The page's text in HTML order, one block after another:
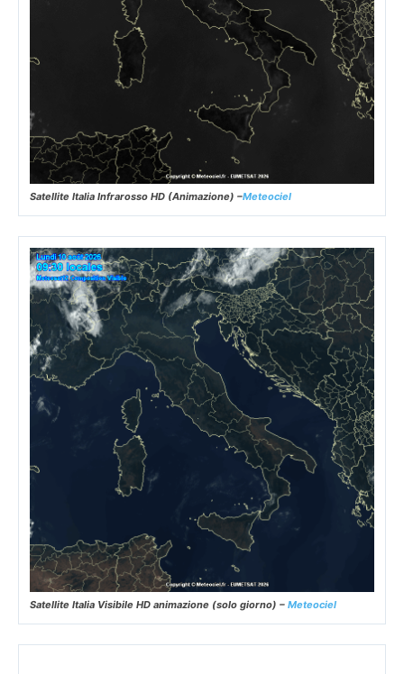
Satellite Italia Infrarosso HD (Animazione) –Meteociel
Satellite Italia Visibile HD animazione (solo giorno) – Meteociel